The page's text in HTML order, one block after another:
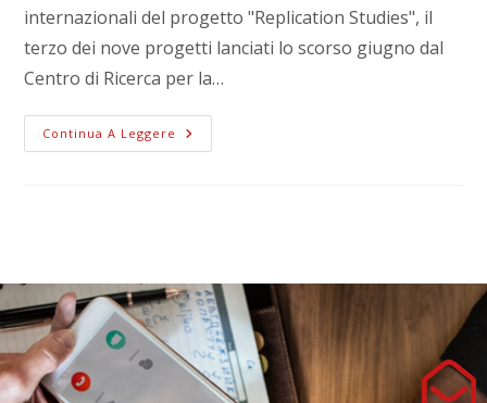
internazionali del progetto "Replication Studies", il
terzo dei nove progetti lanciati lo scorso giugno dal
Centro di Ricerca per la…
Continua A Leggere